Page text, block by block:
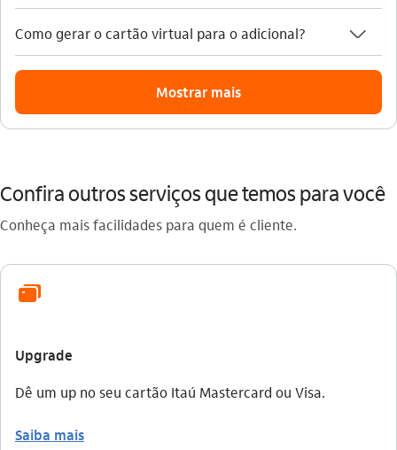
Como gerar o cartão virtual para o adicional? seta_baixo
Mostrar mais
Confira outros serviços que temos para você
Conheça mais facilidades para quem é cliente.
icon-itaufonts_cartoes icon
Upgrade
Dê um up no seu cartão Itaú Mastercard ou Visa.
Saiba mais